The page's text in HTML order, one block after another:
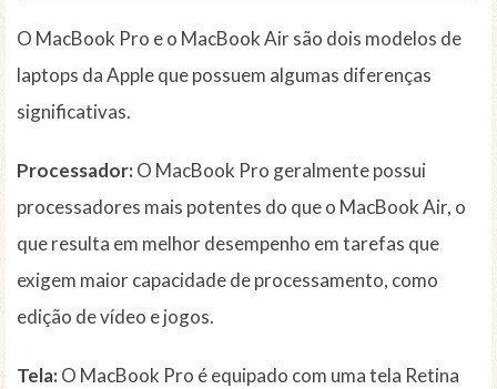
O MacBook Pro e o MacBook Air são dois modelos de
laptops da Apple que possuem algumas diferenças
significativas.
Processador:O MacBook Pro geralmente possui
processadores mais potentes do que o MacBook Air, o
que resulta em melhor desempenho em tarefas que
exigem maior capacidade de processamento, como
edição de vídeo e jogos.
Tela:O MacBook Pro é equipado com uma tela Retina